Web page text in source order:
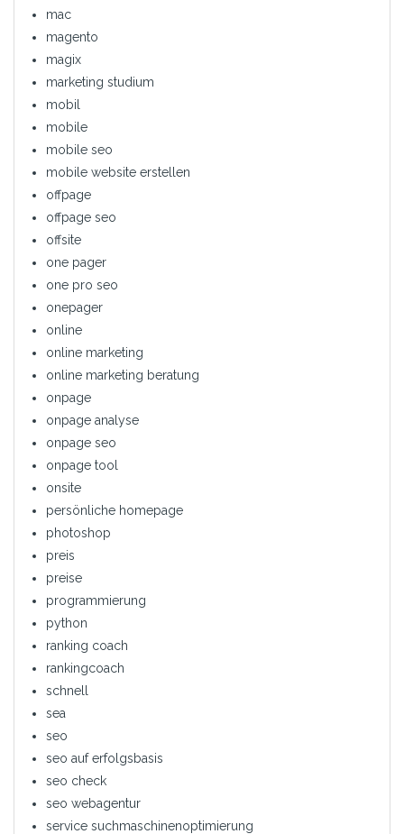
mac
magento
magix
marketing studium
mobil
mobile
mobile seo
mobile website erstellen
offpage
offpage seo
offsite
one pager
one pro seo
onepager
online
online marketing
online marketing beratung
onpage
onpage analyse
onpage seo
onpage tool
onsite
persönliche homepage
photoshop
preis
preise
programmierung
python
ranking coach
rankingcoach
schnell
sea
seo
seo auf erfolgsbasis
seo check
seo webagentur
service suchmaschinenoptimierung